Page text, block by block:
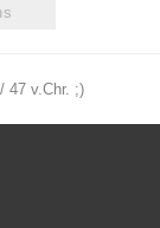
47 v.Chr. ;)